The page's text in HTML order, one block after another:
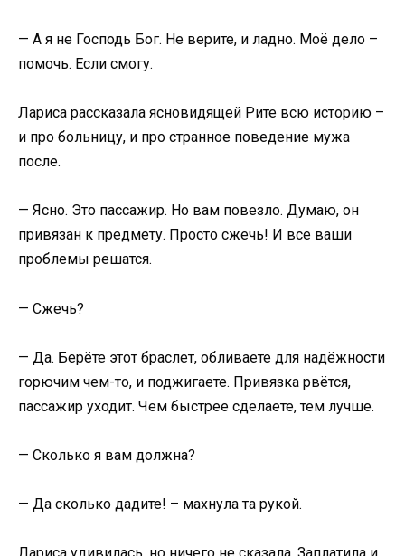
— А я не Господь Бог. Не верите, и ладно. Моё дело –
помочь. Если смогу.
Лариса рассказала ясновидящей Рите всю историю –
и про больницу, и про странное поведение мужа
после.
— Ясно. Это пассажир. Но вам повезло. Думаю, он
привязан к предмету. Просто сжечь! И все ваши
проблемы решатся.
— Сжечь?
— Да. Берёте этот браслет, обливаете для надёжности
горючим чем-то, и поджигаете. Привязка рвётся,
пассажир уходит. Чем быстрее сделаете, тем лучше.
— Сколько я вам должна?
— Да сколько дадите! – махнула та рукой.